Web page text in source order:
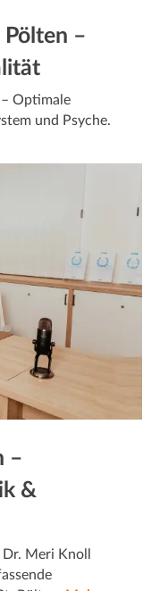
–
Optimale
und Psyche.
–
&
Meri Knoll